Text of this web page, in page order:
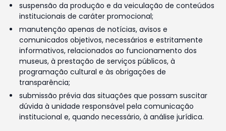
suspensão da produção e da veiculação de conteúdos
institucionais de caráter promocional;
manutenção apenas de notícias, avisos e
comunicados objetivos, necessários e estritamente
informativos, relacionados ao funcionamento dos
museus, à prestação de serviços públicos, à
programação cultural e às obrigações de
transparência;
submissão prévia das situações que possam suscitar
dúvida à unidade responsável pela comunicação
institucional e, quando necessário, à análise jurídica.